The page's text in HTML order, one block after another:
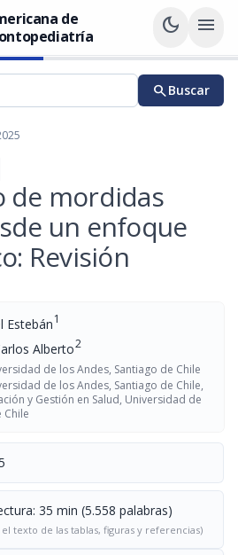
de
dark_mode menu
searchBuscar
de mordidas
un enfoque
Revisión
Estebán1
Alberto2
de los Andes, Santiago de Chile
de los Andes, Santiago de Chile,
y Gestión en Salud, Universidad de
Chile
35 min (5.558 palabras)
texto de las tablas, figuras y referencias)